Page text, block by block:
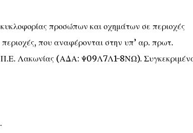
προσώπων και οχημάτων σε περιοχές
που αναφέρονται στην υπ’ αρ. πρωτ.
Π.Ε. Λακωνίας (ΑΔΑ: Ψ09Λ7Λ1-8ΝΩ).